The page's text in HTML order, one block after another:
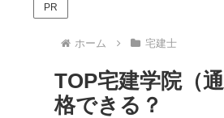
PR
ホーム 宅建士
TOP宅建学院（
格できる？